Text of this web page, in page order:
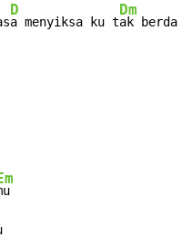
D
a menyiksa ku t
Dm